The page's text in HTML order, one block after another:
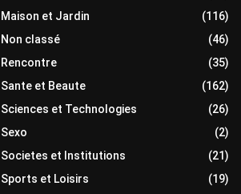
Maison et Jardin
(116)
Non classé
(46)
Rencontre
(35)
Sante et Beaute
(162)
Sciences et Technologies
(26)
Sexo
(2)
Societes et Institutions
(21)
Sports et Loisirs
(19)